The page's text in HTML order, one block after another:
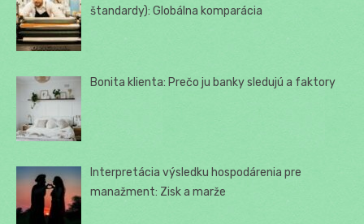
štandardy): Globálna komparácia
Bonita klienta: Prečo ju banky sledujú a faktory
Interpretácia výsledku hospodárenia pre
manažment: Zisk a marže